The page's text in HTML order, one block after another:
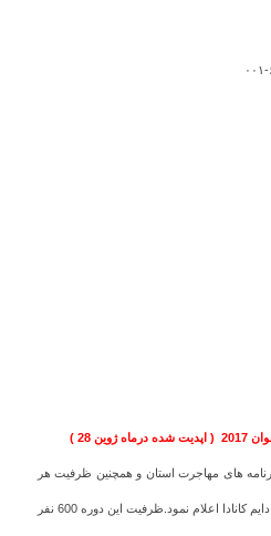
28 )
ساسکاچوان جهت سال 2017 برنامه های مهاجرت استان و همچنین ظرفیت هر
برنامه را جهت پذیرش مهاجر و اقامت دایم کانادا اعلام نمود.ظرفیت این دوره 600 نفر